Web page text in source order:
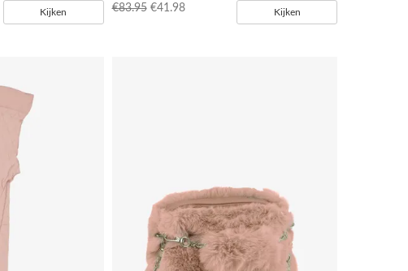
Kijken €83.95€41.98 Kijken